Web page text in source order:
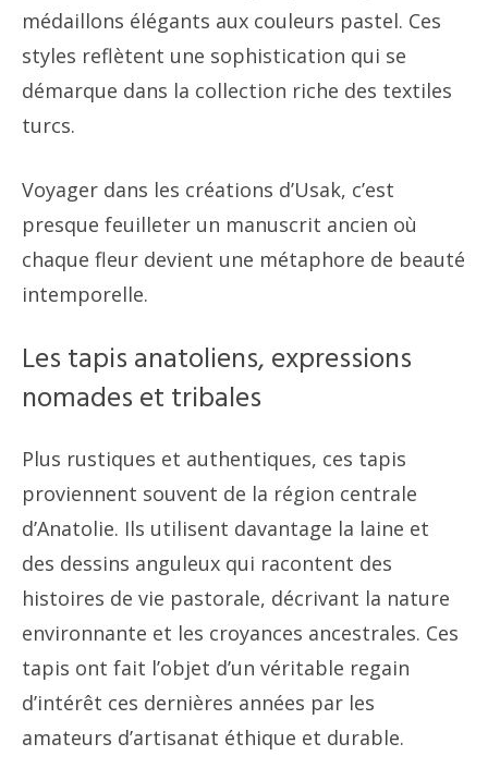
médaillons élégants aux couleurs pastel. Ces
styles reflètent une sophistication qui se
démarque dans la collection riche des textiles
turcs.
Voyager dans les créations d’Usak, c’est
presque feuilleter un manuscrit ancien où
chaque fleur devient une métaphore de beauté
intemporelle.
Les tapis anatoliens, expressions
nomades et tribales
Plus rustiques et authentiques, ces tapis
proviennent souvent de la région centrale
d’Anatolie. Ils utilisent davantage la laine et
des dessins anguleux qui racontent des
histoires de vie pastorale, décrivant la nature
environnante et les croyances ancestrales. Ces
tapis ont fait l’objet d’un véritable regain
d’intérêt ces dernières années par les
amateurs d’artisanat éthique et durable.